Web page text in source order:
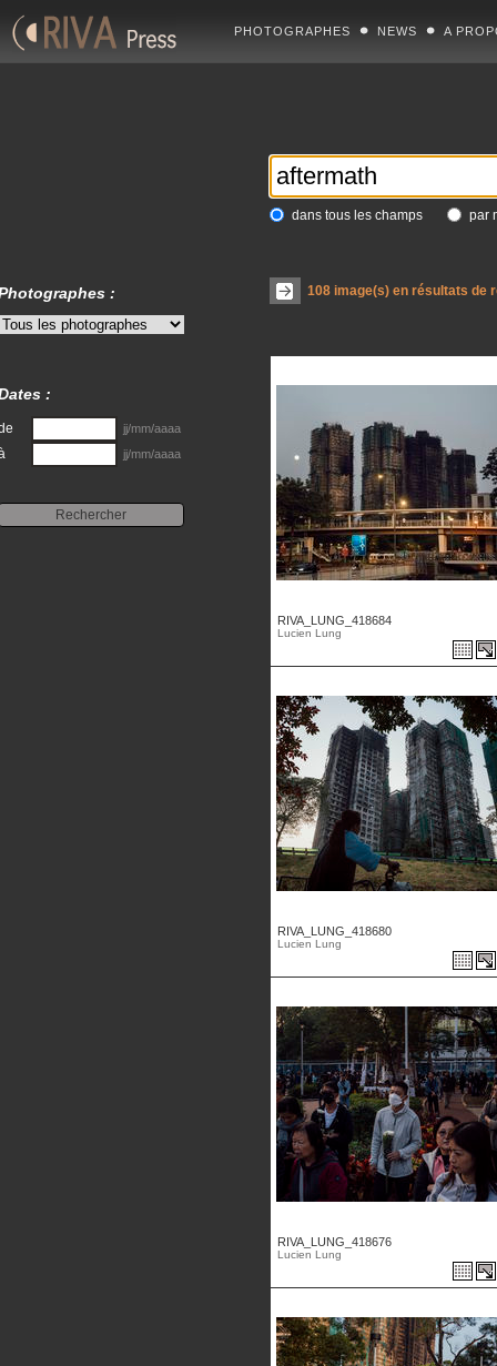
PHOTOGRAPHES NEWS A
dans tous les champs par
108image(s) en résultats de
RIVA_LUNG_418684
Lucien Lung
RIVA_LUNG_418680
Lucien Lung
RIVA_LUNG_418676
Lucien Lung
:
:
jj/mm/aaaa
jj/mm/aaaa